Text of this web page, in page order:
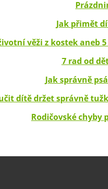
Jak přimět
věži z kostek aneb
7 rad od
Jak správně
dítě držet správně
Rodičovské chyby